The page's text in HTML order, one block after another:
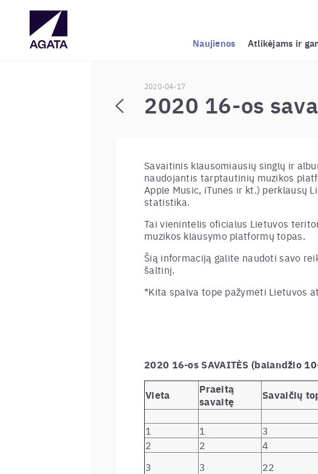
Naujienos Atlikėjams ir
2020-04-17
2020 16-os
Savaitinis klausomiausių singlų ir
naudojantis tarptautinių muzikos
Apple Music, iTunes ir kt.) perklausų
statistika.
Tai vienintelis oficialus Lietuvos
muzikos klausymo platformų topas.
Šią informaciją galite naudoti savo
šaltinį.
*Kita spalva tope pažymėti Lietuvos
2020 16-os SAVAITĖS (balandžio
Vieta
Praeitą
savaitę
Savaičių
1 1 3
2
2 4
3
3 22